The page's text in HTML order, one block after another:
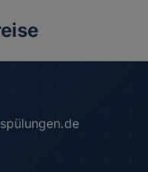
spülungen.de